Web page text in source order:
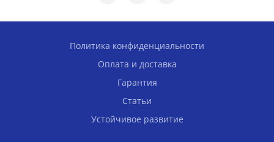
Политика конфиденциальности
Оплата и доставка
Гарантия
Статьи
Устойчивое развитие